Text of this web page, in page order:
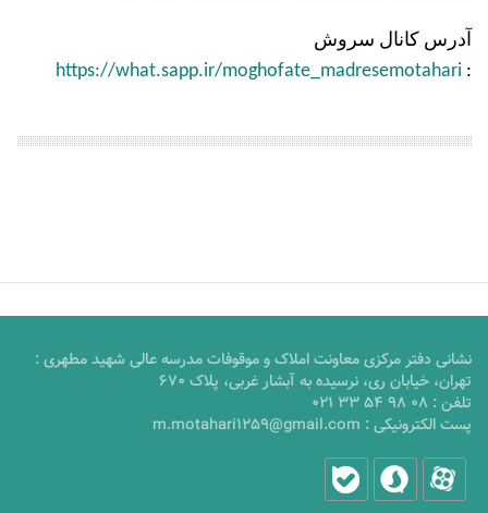
آدرس کانال سروش
:
https://what.sapp.ir/moghofate_madresemotahari
نشانی دفتر مرکزی معاونت املاک و موقوفات مدرسه عالی شهید مطهری :
تهران، خیابان ری، نرسیده به آبشار غربی، پلاک 670
تلفن : 021 33 54 98 08
پست الکترونیکی : m.motahari1259@gmail.com